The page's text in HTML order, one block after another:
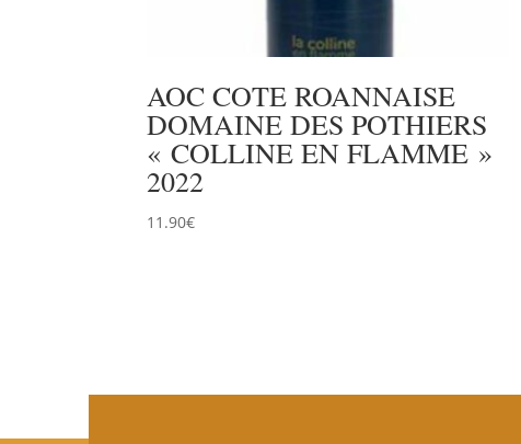
AOC COTE ROANNAISE
DOMAINE DES POTHIERS
« COLLINE EN FLAMME »
2022
11.90€